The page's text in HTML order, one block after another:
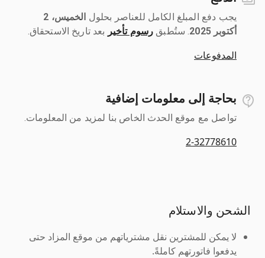
يجب دفع المبلغ الكامل للعناصر بحلول ‎
الخميس، 2
أكتوبر 2025
‎. ستُطبق رسوم تأخير بعد تاريخ الاستحقاق.
المدفوعات
بحاجة إلى معلومات إضافية
تواصل مع موقع الحدث الخاص بنا لمزيد من المعلومات.
2-32778610
الشحن والاستلام
لا يمكن للمشترين نقل مشترياتهم من موقع المزاد حتى
يدفعوا فاتورتهم كاملةً.